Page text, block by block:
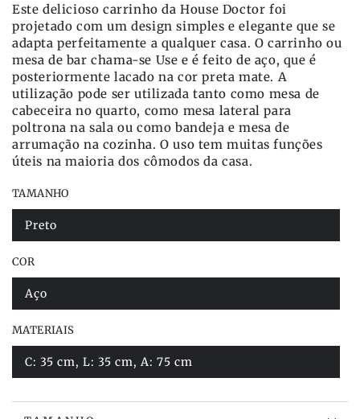
Este delicioso carrinho da House Doctor foi
projetado com um design simples e elegante que se
adapta perfeitamente a qualquer casa. O carrinho ou
mesa de bar chama-se Use e é feito de aço, que é
posteriormente lacado na cor preta mate. A
utilização pode ser utilizada tanto como mesa de
cabeceira no quarto, como mesa lateral para
poltrona na sala ou como bandeja e mesa de
arrumação na cozinha. O uso tem muitas funções
úteis na maioria dos cômodos da casa.
TAMANHO
Preto
Variante
esgotada
indisponível
COR
Aço
Variante
esgotada
indisponível
MATERIAIS
C: 35 cm, L: 35 cm, A: 75 cm
Variante
esgotada
indisponível